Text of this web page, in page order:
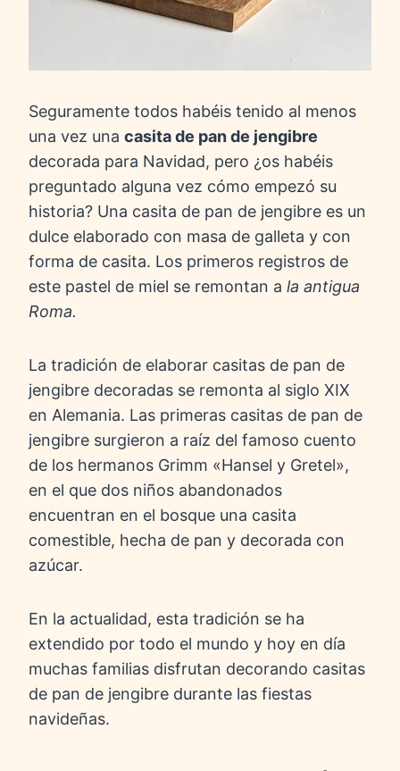
Seguramente todos habéis tenido al menos
una vez una casita de pan de jengibre
decorada para Navidad, pero ¿os habéis
preguntado alguna vez cómo empezó su
historia? Una casita de pan de jengibre es un
dulce elaborado con masa de galleta y con
forma de casita. Los primeros registros de
este pastel de miel se remontan a la antigua
Roma.
La tradición de elaborar casitas de pan de
jengibre decoradas se remonta al siglo XIX
en Alemania. Las primeras casitas de pan de
jengibre surgieron a raíz del famoso cuento
de los hermanos Grimm «Hansel y Gretel»,
en el que dos niños abandonados
encuentran en el bosque una casita
comestible, hecha de pan y decorada con
azúcar.
En la actualidad, esta tradición se ha
extendido por todo el mundo y hoy en día
muchas familias disfrutan decorando casitas
de pan de jengibre durante las fiestas
navideñas.